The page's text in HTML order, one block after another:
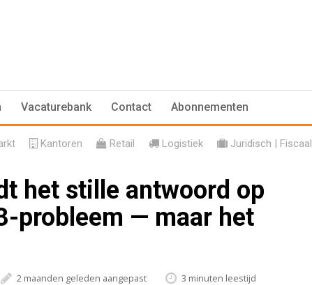
Vacaturebank Contact Abonnementen
Kantoren Retail Logistiek Juridisch | Fiscaal
het stille antwoord op
probleem — maar het
2 maanden geleden aangepast 3 minuten leestijd